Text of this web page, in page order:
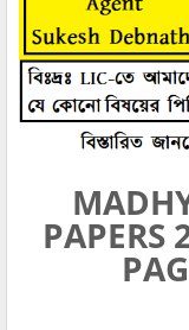
PAPERS